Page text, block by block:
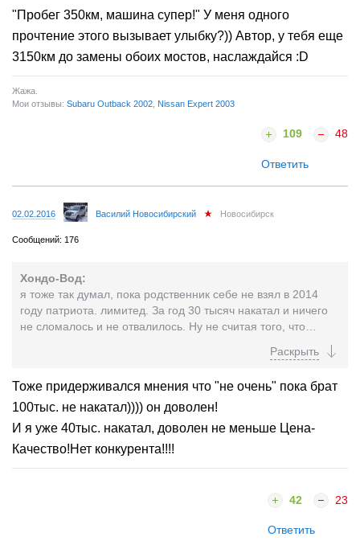
"Пробег 350км, машина супер!" У меня одного
прочтение этого вызывает улыбку?)) Автор, у тебя еще
3150км до замены обоих мостов, наслаждайся :D
Жажа.
Мои отзывы: Subaru Outback 2002 Nissan Expert 2003
109 48
Ответить
02.02.2016 Василий Новосибирский Новосибирск
Сообщений: 176
Хондо-Вод:
я тоже так думал, пока родственник себе не взял в 2014
году патриота. лимитед. За год 30 тысяч накатал и ничего
не сломалось и не отвалилось. Ну не считая того, что
по гарантии сделать. В общем не ожидал, что патриот
я буду готов себе такой купить.
Тоже придерживался мнения что "не очень" пока брат
100тыс. не накатал)))) он доволен!
И я уже 40тыс. накатал, доволен не меньше Цена-
Качество!Нет конкурента!!!!
42 23
Ответить